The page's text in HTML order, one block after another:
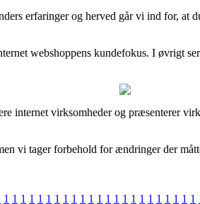
erfaringer og herved går vi ind for,
webshoppens kundefokus. I øvrigt
internet virksomheder og præsenterer
vi tager forbehold for ændringer der
1 1 1 1 1 1 1 1 1 1 1 1 1 1 1 1 1 1 1 1 1 1 1